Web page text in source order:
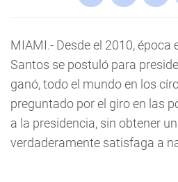
MIAMI.- Desde el 2010, época
Santos se postuló para
ganó, todo el mundo en los
preguntado por el giro en las
a la presidencia, sin obtener
verdaderamente satisfaga a